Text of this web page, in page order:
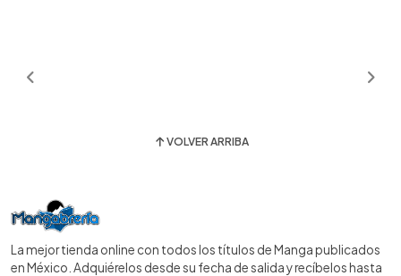
VOLVER ARRIBA
La mejor tienda online con todos los títulos de Manga publicados
en México. Adquiérelos desde su fecha de salida y recíbelos hasta